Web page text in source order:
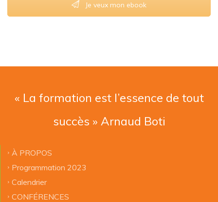
Je veux mon ebook
« La formation est l’essence de tout
succès » Arnaud Boti
À PROPOS
Programmation 2023
Calendrier
CONFÉRENCES